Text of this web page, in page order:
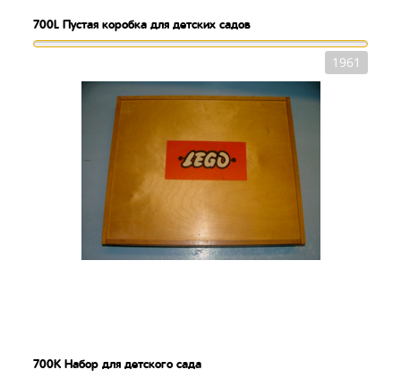
700L Пустая коробка для детских садов
1961
700K Набор для детского сада